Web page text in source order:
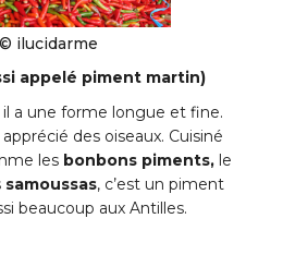
© ilucidarme
appelé piment martin)
a une forme longue et fine.
des oiseaux. Cuisiné
les bonbons piments, le
samoussas, c’est un piment
beaucoup aux Antilles.